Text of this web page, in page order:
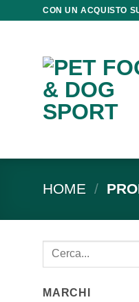
CON UN ACQUISTO
HOME /
Cerca:
MARCHI